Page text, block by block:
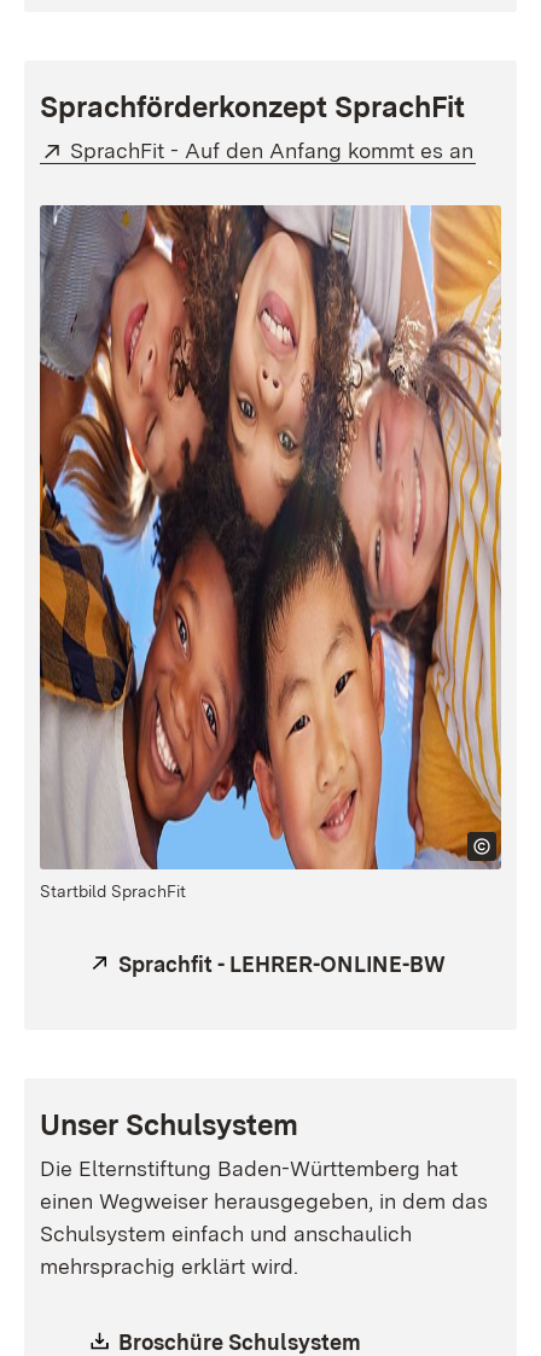
Sprachförderkonzept SprachFit
Extern:
SprachFit - Auf den Anfang kommt es an
Startbild SprachFit
Extern:
Sprachfit - LEHRER-ONLINE-BW
Unser Schulsystem
Die Elternstiftung Baden-Württemberg hat
einen Wegweiser herausgegeben, in dem das
Schulsystem einfach und anschaulich
mehrsprachig erklärt wird.
Download:
Broschüre Schulsystem